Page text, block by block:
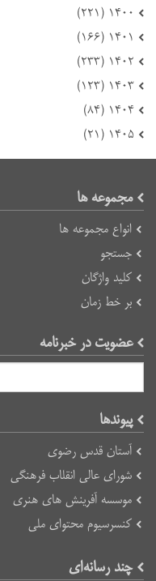
۱۴۰۰ (۲۲۱)
۱۴۰۱ (۱۶۶)
۱۴۰۲ (۲۳۳)
۱۴۰۳ (۱۲۳)
۱۴۰۴ (۸۴)
۱۴۰۵ (۲۱)
مجموعه ها
انواع مجموعه ها
جستجو
کلید واژگان
بر خط زمان
عضویت در خبرنامه
پیوند‌ها
آستان قدس رضوی
شورای عالی انقلاب فرهنگی
موسسه آفرینش های هنری
کنسرسیوم محتوای ملی
چند رسانه‌ای